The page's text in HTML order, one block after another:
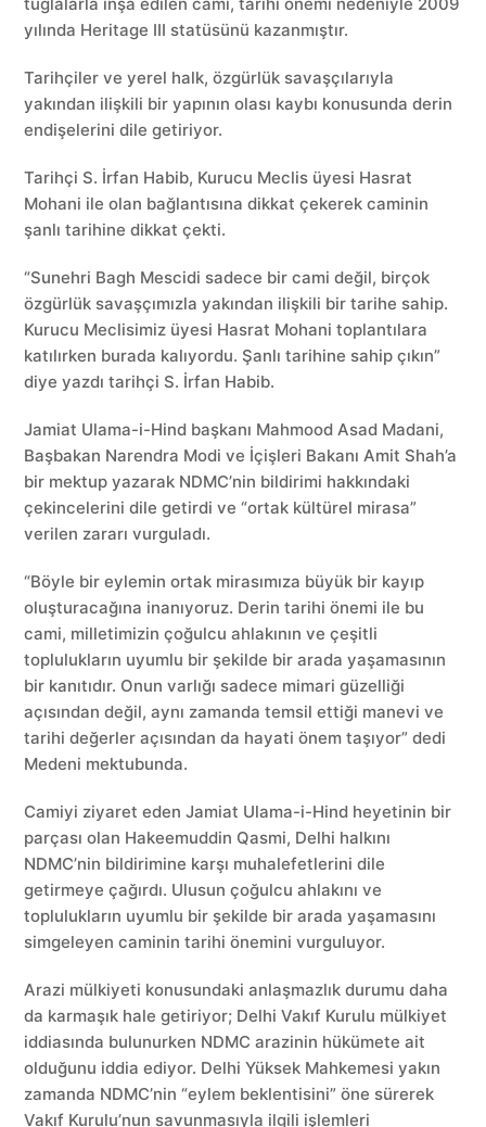
tuğlalarla inşa edilen cami, tarihi önemi nedeniyle 2009
yılında Heritage III statüsünü kazanmıştır.
Tarihçiler ve yerel halk, özgürlük savaşçılarıyla
yakından ilişkili bir yapının olası kaybı konusunda derin
endişelerini dile getiriyor.
Tarihçi S. İrfan Habib, Kurucu Meclis üyesi Hasrat
Mohani ile olan bağlantısına dikkat çekerek caminin
şanlı tarihine dikkat çekti.
“Sunehri Bagh Mescidi sadece bir cami değil, birçok
özgürlük savaşçımızla yakından ilişkili bir tarihe sahip.
Kurucu Meclisimiz üyesi Hasrat Mohani toplantılara
katılırken burada kalıyordu. Şanlı tarihine sahip çıkın”
diye yazdı tarihçi S. İrfan Habib.
Jamiat Ulama-i-Hind başkanı Mahmood Asad Madani,
Başbakan Narendra Modi ve İçişleri Bakanı Amit Shah’a
bir mektup yazarak NDMC’nin bildirimi hakkındaki
çekincelerini dile getirdi ve “ortak kültürel mirasa”
verilen zararı vurguladı.
“Böyle bir eylemin ortak mirasımıza büyük bir kayıp
oluşturacağına inanıyoruz. Derin tarihi önemi ile bu
cami, milletimizin çoğulcu ahlakının ve çeşitli
toplulukların uyumlu bir şekilde bir arada yaşamasının
bir kanıtıdır. Onun varlığı sadece mimari güzelliği
açısından değil, aynı zamanda temsil ettiği manevi ve
tarihi değerler açısından da hayati önem taşıyor” dedi
Medeni mektubunda.
Camiyi ziyaret eden Jamiat Ulama-i-Hind heyetinin bir
parçası olan Hakeemuddin Qasmi, Delhi halkını
NDMC’nin bildirimine karşı muhalefetlerini dile
getirmeye çağırdı. Ulusun çoğulcu ahlakını ve
toplulukların uyumlu bir şekilde bir arada yaşamasını
simgeleyen caminin tarihi önemini vurguluyor.
Arazi mülkiyeti konusundaki anlaşmazlık durumu daha
da karmaşık hale getiriyor; Delhi Vakıf Kurulu mülkiyet
iddiasında bulunurken NDMC arazinin hükümete ait
olduğunu iddia ediyor. Delhi Yüksek Mahkemesi yakın
zamanda NDMC’nin “eylem beklentisini” öne sürerek
Vakıf Kurulu’nun savunmasıyla ilgili işlemleri